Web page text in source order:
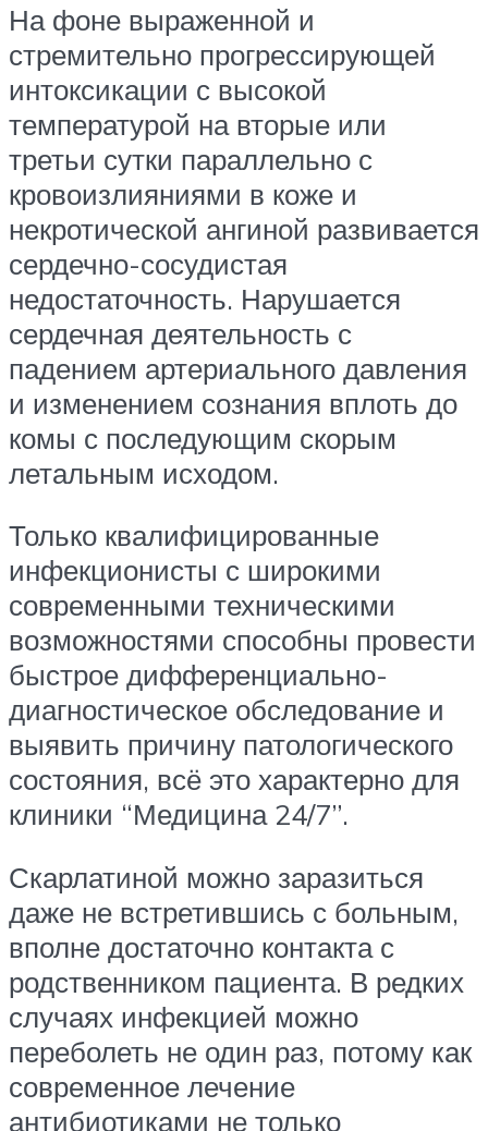
На фоне выраженной и
стремительно прогрессирующей
интоксикации с высокой
температурой на вторые или
третьи сутки параллельно с
кровоизлияниями в коже и
некротической ангиной развивается
сердечно-сосудистая
недостаточность. Нарушается
сердечная деятельность с
падением артериального давления
и изменением сознания вплоть до
комы с последующим скорым
летальным исходом.
Только квалифицированные
инфекционисты с широкими
современными техническими
возможностями способны провести
быстрое дифференциально-
диагностическое обследование и
выявить причину патологического
состояния, всё это характерно для
клиники “Медицина 24/7”.
Скарлатиной можно заразиться
даже не встретившись с больным,
вполне достаточно контакта с
родственником пациента. В редких
случаях инфекцией можно
переболеть не один раз, потому как
современное лечение
антибиотиками не только